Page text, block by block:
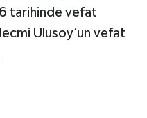
tarihinde vefat
Ulusoy’un vefat